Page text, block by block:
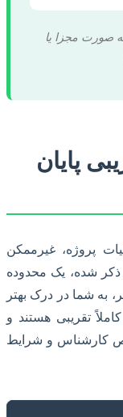
صورت مجزا یا
پایان
پروژه، غیرممکن
شده، یک محدوده
به شما در درک بهتر
تقریبی هستند و
کارشناس و شرایط